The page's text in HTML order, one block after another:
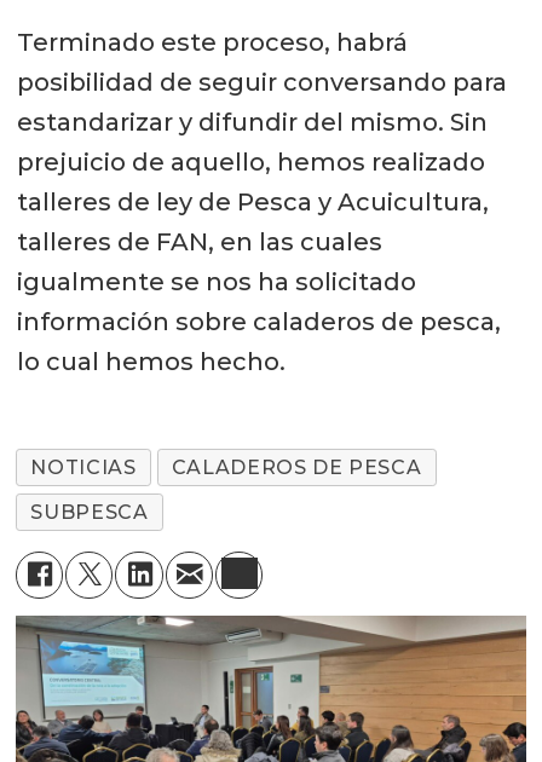
Terminado este proceso, habrá
posibilidad de seguir conversando para
estandarizar y difundir del mismo. Sin
prejuicio de aquello, hemos realizado
talleres de ley de Pesca y Acuicultura,
talleres de FAN, en las cuales
igualmente se nos ha solicitado
información sobre caladeros de pesca,
lo cual hemos hecho.
NOTICIAS
CALADEROS DE PESCA
SUBPESCA